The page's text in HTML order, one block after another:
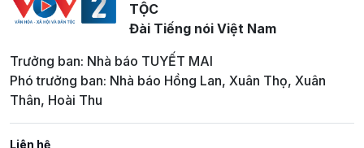
TỘC
Đài Tiếng nói Việt Nam
Trưởng ban: Nhà báo TUYẾT MAI
Phó trưởng ban: Nhà báo Hồng Lan, Xuân Thọ, Xuân
Thân, Hoài Thu
Liên hệ